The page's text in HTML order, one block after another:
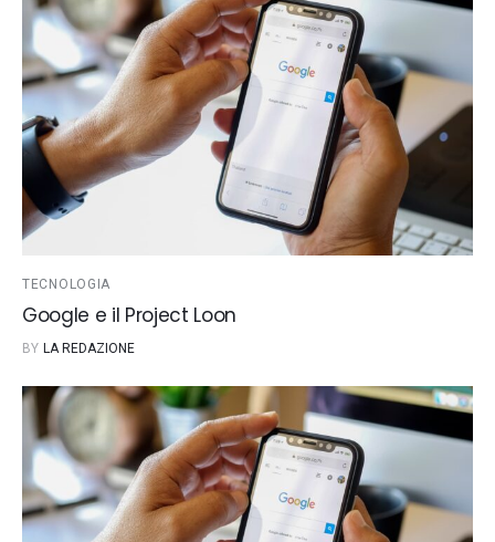
TECNOLOGIA
Google e il Project Loon
BY LA REDAZIONE